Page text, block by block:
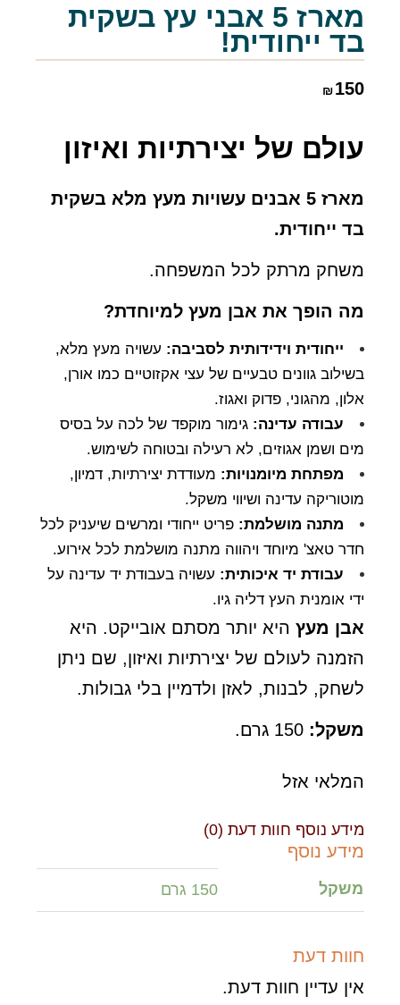
מארז 5 אבני עץ בשקית
בד ייחודית!
₪ 150
עולם של יצירתיות ואיזון
מארז 5 אבנים עשויות מעץ מלא בשקית
בד ייחודית.
משחק מרתק לכל המשפחה.
מה הופך את אבן מעץ למיוחדת?
ייחודית וידידותית לסביבה: עשויה מעץ מלא,
בשילוב גוונים טבעיים של עצי אקזוטיים כמו אורן,
אלון, מהגוני, פדוק ואגוז.
עבודה עדינה: גימור מוקפד של לכה על בסיס
מים ושמן אגוזים, לא רעילה ובטוחה לשימוש.
מפתחת מיומנויות: מעודדת יצירתיות, דמיון,
מוטוריקה עדינה ושיווי משקל.
מתנה מושלמת: פריט ייחודי ומרשים שיעניק לכל
חדר טאצ' מיוחד ויהווה מתנה מושלמת לכל אירוע.
עבודת יד איכותית: עשויה בעבודת יד עדינה על
ידי אומנית העץ דליה גיו.
אבן מעץ היא יותר מסתם אובייקט. היא
הזמנה לעולם של יצירתיות ואיזון, שם ניתן
לשחק, לבנות, לאזן ולדמיין בלי גבולות.
משקל: 150 גרם.
המלאי אזל
מידע נוסף חוות דעת (0)
מידע נוסף
משקל 150 גרם
חוות דעת
אין עדיין חוות דעת.